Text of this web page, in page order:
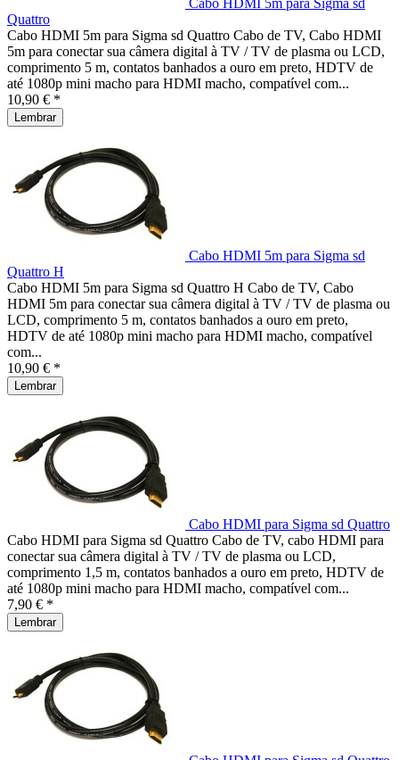
Cabo HDMI 5m para Sigma sd
Quattro
Cabo HDMI 5m para Sigma sd Quattro Cabo de TV, Cabo HDMI
5m para conectar sua câmera digital à TV / TV de plasma ou LCD,
comprimento 5 m, contatos banhados a ouro em preto, HDTV de
até 1080p mini macho para HDMI macho, compatível com...
10,90 € *
Lembrar
Cabo HDMI 5m para Sigma sd
Quattro H
Cabo HDMI 5m para Sigma sd Quattro H Cabo de TV, Cabo
HDMI 5m para conectar sua câmera digital à TV / TV de plasma ou
LCD, comprimento 5 m, contatos banhados a ouro em preto,
HDTV de até 1080p mini macho para HDMI macho, compatível
com...
10,90 € *
Lembrar
Cabo HDMI para Sigma sd Quattro
Cabo HDMI para Sigma sd Quattro Cabo de TV, cabo HDMI para
conectar sua câmera digital à TV / TV de plasma ou LCD,
comprimento 1,5 m, contatos banhados a ouro em preto, HDTV de
até 1080p mini macho para HDMI macho, compatível com...
7,90 € *
Lembrar